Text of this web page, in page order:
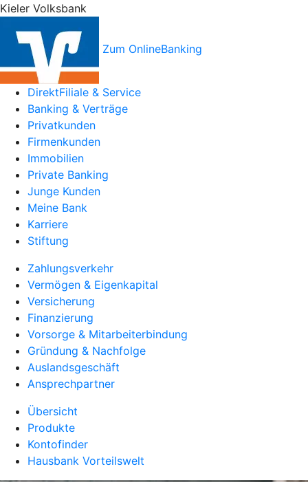
Kieler Volksbank
Zum OnlineBanking
DirektFiliale & Service
Banking & Verträge
Privatkunden
Firmenkunden
Immobilien
Private Banking
Junge Kunden
Meine Bank
Karriere
Stiftung
Zahlungsverkehr
Vermögen & Eigenkapital
Versicherung
Finanzierung
Vorsorge & Mitarbeiterbindung
Gründung & Nachfolge
Auslandsgeschäft
Ansprechpartner
Übersicht
Produkte
Kontofinder
Hausbank Vorteilswelt